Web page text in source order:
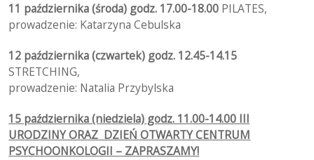
11 października (środa) godz. 17.00-18.00 PILATES,
prowadzenie: Katarzyna Cebulska
12 października (czwartek) godz. 12.45-14.15
STRETCHING,
prowadzenie: Natalia Przybylska
15 października (niedziela) godz. 11.00-14.00 III
URODZINY ORAZ DZIEŃ OTWARTY CENTRUM
PSYCHOONKOLOGII – ZAPRASZAMY!